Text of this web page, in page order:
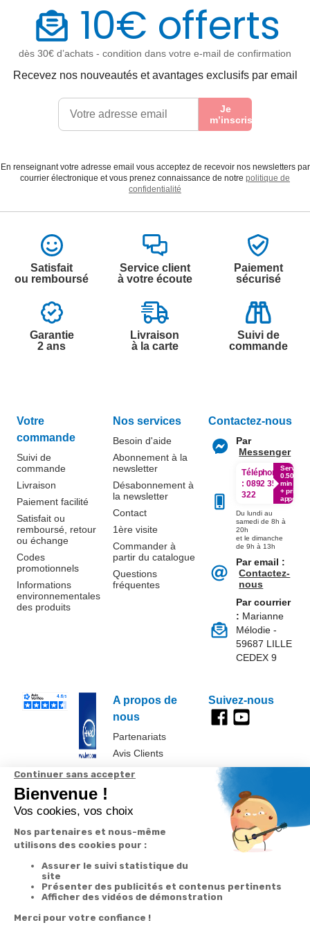
10€ offerts
dès 30€ d’achats - condition dans votre e-mail de confirmation
Recevez nos nouveautés et avantages exclusifs par email
Je
m’inscris
En renseignant votre adresse email vous acceptez de recevoir nos newsletters par
courrier électronique et vous prenez connaissance de notre politique de
confidentialité
Satisfait
ou remboursé
Service client
à votre écoute
Paiement
sécurisé
Garantie
2 ans
Livraison
à la carte
Suivi de
commande
Votre
commande
Suivi de
commande
Livraison
Paiement facilité
Satisfait ou
remboursé, retour
ou échange
Codes
promotionnels
Informations
environnementales
des produits
Nos services
Besoin d'aide
Abonnement à la
newsletter
Désabonnement à
la newsletter
Contact
1ère visite
Commander à
partir du catalogue
Questions
fréquentes
A propos de
nous
Partenariats
Avis Clients
Contactez-nous
Par
Messenger
Téléphone
: 0892 350
322
Service
0.50€ /
min
+ prix
appel
Du lundi au
samedi de 8h à
20h
et le dimanche
de 9h à 13h
Par email :
Contactez-
nous
Par courrier
: Marianne
Mélodie -
59687 LILLE
CEDEX 9
Suivez-nous
Données
personnelles et
Paramétrer
les cookies
Conditions
générales de